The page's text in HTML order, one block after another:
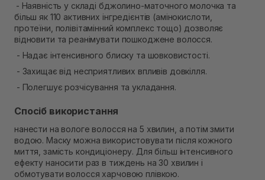
- Наявність у складі бджолино-маточного молочка та
більш як 110 активних інгредієнтів (амінокислоти,
протеїни, полівітамінний комплекс тощо) дозволяє
відновити та реанімувати пошкоджене волосся.
- Надає інтенсивного блиску та шовковистості.
- Захищає від несприятливих впливів довкілля.
- Полегшує розчісування та укладання.
Спосіб використання
нанести на вологе волосся на 5 хвилин, а потім змити
водою. Маску можна використовувати після кожного
миття, замість кондиціонеру. Для більш інтенсивного
ефекту наносити раз в тиждень на 30 хвилин і
обмотувати волосся харчовою плівкою.